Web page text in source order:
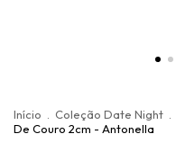
Início Coleção Date Night
De Couro 2cm - Antonella